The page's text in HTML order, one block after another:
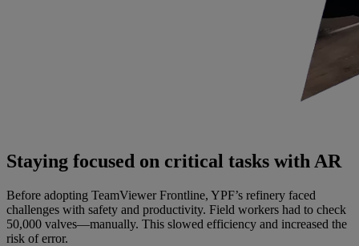
Staying focused on critical tasks with AR
Before adopting TeamViewer Frontline, YPF’s refinery faced
challenges with safety and productivity. Field workers had to check
50,000 valves—manually. This slowed efficiency and increased the
risk of error.